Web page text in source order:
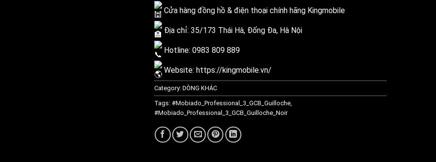
Cửa hàng đồng hồ & điện thoại chính hãng Kingmobile
Địa chỉ: 35/173 Thái Hà, Đống Đa, Hà Nội
Hotline: 0983 809 889
Website: https://kingmobile.vn/
Category: DÒNG KHÁC
Tags: #Mobiado_Professional_3_GCB_Guilloche,
#Mobiado_Professional_3_GCB_Guilloche_Noir